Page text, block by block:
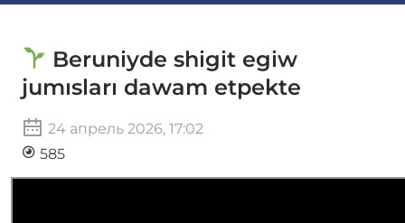
Beruniyde shigit egiw
jumısları dawam etpekte
24 апрель 2026, 17:02
585